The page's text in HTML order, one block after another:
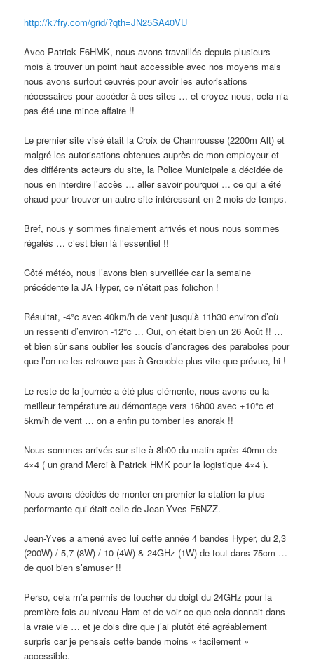
http://k7fry.com/grid/?qth=JN25SA40VU
Avec Patrick F6HMK, nous avons travaillés depuis plusieurs
mois à trouver un point haut accessible avec nos moyens mais
nous avons surtout œuvrés pour avoir les autorisations
nécessaires pour accéder à ces sites … et croyez nous, cela n’a
pas été une mince affaire !!
Le premier site visé était la Croix de Chamrousse (2200m Alt) et
malgré les autorisations obtenues auprès de mon employeur et
des différents acteurs du site, la Police Municipale a décidée de
nous en interdire l’accès … aller savoir pourquoi … ce qui a été
chaud pour trouver un autre site intéressant en 2 mois de temps.
Bref, nous y sommes finalement arrivés et nous nous sommes
régalés … c’est bien là l’essentiel !!
Côté météo, nous l’avons bien surveillée car la semaine
précédente la JA Hyper, ce n’était pas folichon !
Résultat, -4°c avec 40km/h de vent jusqu’à 11h30 environ d’où
un ressenti d’environ -12°c … Oui, on était bien un 26 Août !! …
et bien sûr sans oublier les soucis d’ancrages des paraboles pour
que l’on ne les retrouve pas à Grenoble plus vite que prévue, hi !
Le reste de la journée a été plus clémente, nous avons eu la
meilleur température au démontage vers 16h00 avec +10°c et
5km/h de vent … on a enfin pu tomber les anorak !!
Nous sommes arrivés sur site à 8h00 du matin après 40mn de
4×4 ( un grand Merci à Patrick HMK pour la logistique 4×4 ).
Nous avons décidés de monter en premier la station la plus
performante qui était celle de Jean-Yves F5NZZ.
Jean-Yves a amené avec lui cette année 4 bandes Hyper, du 2,3
(200W) / 5,7 (8W) / 10 (4W) & 24GHz (1W) de tout dans 75cm …
de quoi bien s’amuser !!
Perso, cela m’a permis de toucher du doigt du 24GHz pour la
première fois au niveau Ham et de voir ce que cela donnait dans
la vraie vie … et je dois dire que j’ai plutôt été agréablement
surpris car je pensais cette bande moins « facilement »
accessible.